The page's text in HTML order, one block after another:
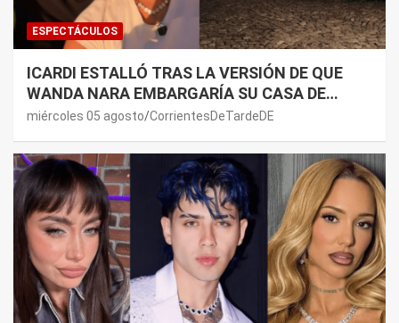
ESPECTÁCULOS
ICARDI ESTALLÓ TRAS LA VERSIÓN DE QUE
WANDA NARA EMBARGARÍA SU CASA DE
NORDELTA: “NECESITAN RASCAR DE ALGÚN
miércoles 05 agosto CorrientesDeTardeDE